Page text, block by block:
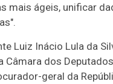
mais ágeis, unificar
Luiz Inácio Lula da
Câmara dos
geral da